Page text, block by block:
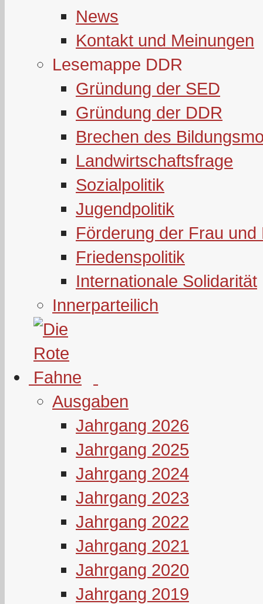
News
Kontakt und Meinungen
Lesemappe DDR
Gründung der SED
Gründung der DDR
Brechen des
Landwirtschaftsfrage
Sozialpolitik
Jugendpolitik
Förderung der Frau und
Friedenspolitik
Internationale Solidarität
Innerparteilich
Ausgaben
Jahrgang 2026
Jahrgang 2025
Jahrgang 2024
Jahrgang 2023
Jahrgang 2022
Jahrgang 2021
Jahrgang 2020
Jahrgang 2019